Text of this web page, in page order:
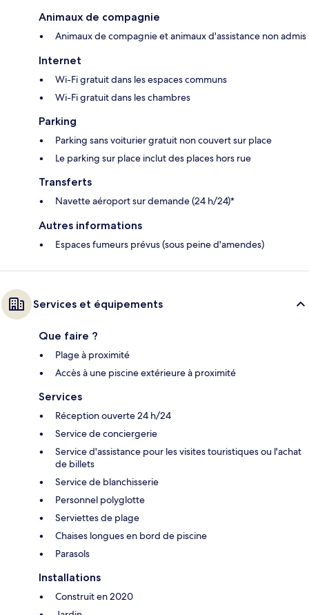
Animaux de compagnie
Animaux de compagnie et animaux d'assistance non admis
Internet
Wi-Fi gratuit dans les espaces communs
Wi-Fi gratuit dans les chambres
Parking
Parking sans voiturier gratuit non couvert sur place
Le parking sur place inclut des places hors rue
Transferts
Navette aéroport sur demande (24 h/24)*
Autres informations
Espaces fumeurs prévus (sous peine d'amendes)
Services et équipements
Que faire ?
Plage à proximité
Accès à une piscine extérieure à proximité
Services
Réception ouverte 24 h/24
Service de conciergerie
Service d'assistance pour les visites touristiques ou l'achat
de billets
Service de blanchisserie
Personnel polyglotte
Serviettes de plage
Chaises longues en bord de piscine
Parasols
Installations
Construit en 2020